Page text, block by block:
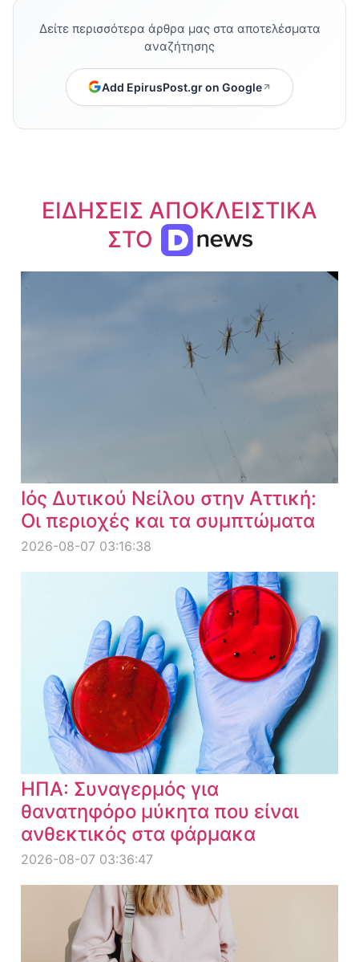
Δείτε περισσότερα άρθρα μας στα αποτελέσματα
αναζήτησης
Add EpirusPost.gr on Google
ΕΙΔΗΣΕΙΣ ΑΠΟΚΛΕΙΣΤΙΚΑ
ΣΤΟ
Ιός Δυτικού Νείλου στην Αττική:
Οι περιοχές και τα συμπτώματα
2026-08-07 03:16:38
ΗΠΑ: Συναγερμός για
θανατηφόρο μύκητα που είναι
ανθεκτικός στα φάρμακα
2026-08-07 03:36:47